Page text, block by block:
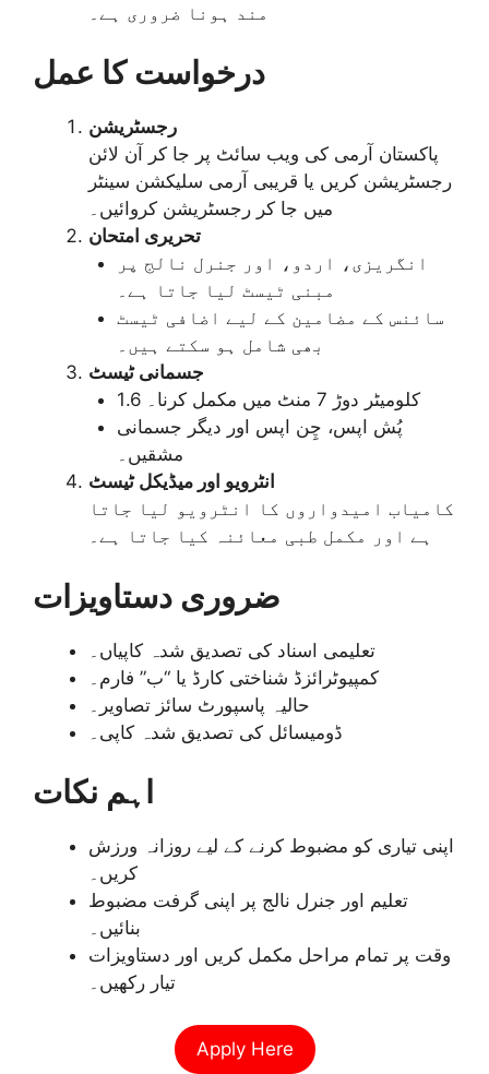
مند ہونا ضروری ہے۔
درخواست کا عمل
رجسٹریشن
پاکستان آرمی کی ویب سائٹ پر جا کر آن لائن
رجسٹریشن کریں یا قریبی آرمی سلیکشن سینٹر
میں جا کر رجسٹریشن کروائیں۔
تحریری امتحان
انگریزی، اردو، اور جنرل نالج پر
مبنی ٹیسٹ لیا جاتا ہے۔
سائنس کے مضامین کے لیے اضافی ٹیسٹ
بھی شامل ہو سکتے ہیں۔
جسمانی ٹیسٹ
1.6 کلومیٹر دوڑ 7 منٹ میں مکمل کرنا۔
پُش اپس، چِن اپس اور دیگر جسمانی
مشقیں۔
انٹرویو اور میڈیکل ٹیسٹ
کامیاب امیدواروں کا انٹرویو لیا جاتا
ہے اور مکمل طبی معائنہ کیا جاتا ہے۔
ضروری دستاویزات
تعلیمی اسناد کی تصدیق شدہ کاپیاں۔
کمپیوٹرائزڈ شناختی کارڈ یا “ب” فارم۔
حالیہ پاسپورٹ سائز تصاویر۔
ڈومیسائل کی تصدیق شدہ کاپی۔
اہم نکات
اپنی تیاری کو مضبوط کرنے کے لیے روزانہ ورزش
کریں۔
تعلیم اور جنرل نالج پر اپنی گرفت مضبوط
بنائیں۔
وقت پر تمام مراحل مکمل کریں اور دستاویزات
تیار رکھیں۔
Apply Here